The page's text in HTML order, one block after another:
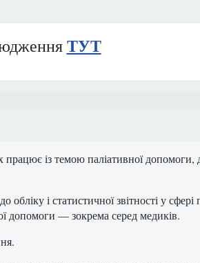
ТУТ
із темою паліативної
і статистичної звітності у
допомоги — зокрема серед медиків.